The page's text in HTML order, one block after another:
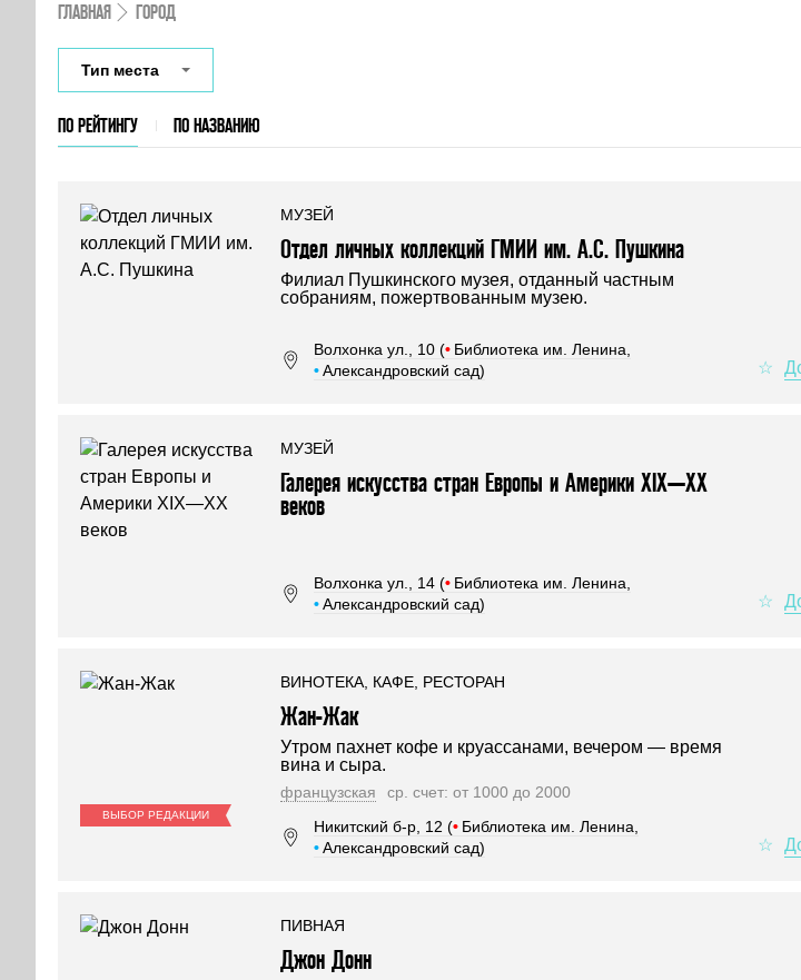
ГЛАВНАЯ ГОРОД
Тип места
ПО РЕЙТИНГУ ПО НАЗВАНИЮ
МУЗЕЙ
Отдел личных коллекций ГМИИ им. А.С. Пушкина
Филиал Пушкинского музея, отданный частным
собраниям, пожертвованным музею.
Волхонка ул., 10 (• Библиотека им. Ленина,
•Александровский сад)
МУЗЕЙ
Галерея искусства стран Европы и Америки XIX—XX
веков
Волхонка ул., 14 (• Библиотека им. Ленина,
•Александровский сад)
ВЫБОР РЕДАКЦИИ
ВИНОТЕКА, КАФЕ, РЕСТОРАН
Жан-Жак
Утром пахнет кофе и круассанами, вечером — время
вина и сыра.
французская
ср. счет: от 1000 до 2000
Никитский б-р, 12 (• Библиотека им. Ленина,
•Александровский сад)
ПИВНАЯ
Джон Донн